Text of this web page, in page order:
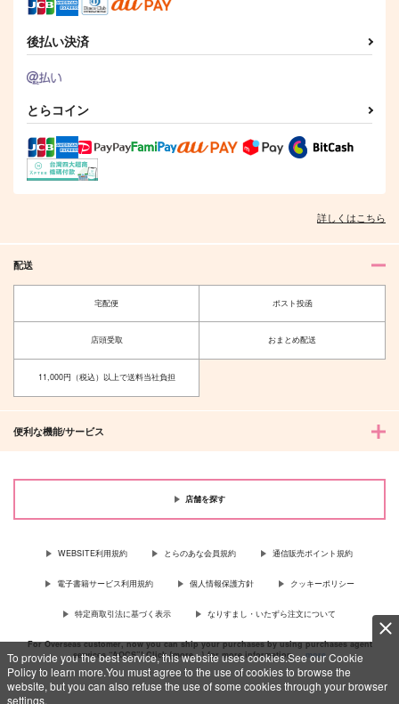
To provide you the best service, this website uses cookies.See our Cookie
Policy to learn more.You must agree to the use of cookies to browse the
website, but you can also refuse the use of some cookies through your browser
settings.
後払い決済
とらコイン
詳しくはこちら
配送
宅配便 ポスト投函
店頭受取 おまとめ配送
11,000円（税込）以上で送料当社負担
便利な機能/サービス
店舗を探す
WEBSITE利用規約 とらのあな会員規約 通信販売ポイント規約
電子書籍サービス利用規約 個人情報保護方針 クッキーポリシー
特定商取引法に基づく表示 なりすまし・いたずら注文について
For Overseas customer, now you can ship your purchases by using purchases agent
services “AOCS”! Click {more…} for more information …more